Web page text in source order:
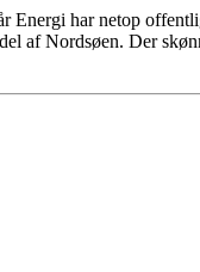
Energi har netop
af Nordsøen. Der